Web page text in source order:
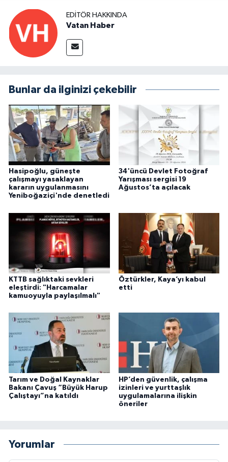
EDITÖR HAKKINDA
Vatan Haber
Bunlar da ilginizi çekebilir
Hasipoğlu, güneşte
çalışmayı yasaklayan
kararın uygulanmasını
Yeniboğaziçi'nde denetledi
34'üncü Devlet Fotoğraf
Yarışması sergisi 19
Ağustos’ta açılacak
KTTB sağlıktaki sevkleri
eleştirdi: "Harcamalar
kamuoyuyla paylaşılmalı"
Öztürkler, Kaya’yı kabul
etti
Tarım ve Doğal Kaynaklar
Bakanı Çavuş “Büyük Harup
Çalıştayı”na katıldı
HP’den güvenlik, çalışma
izinleri ve yurttaşlık
uygulamalarına ilişkin
öneriler
Yorumlar